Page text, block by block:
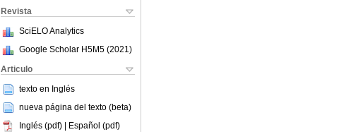
Revista
SciELO Analytics
Google Scholar H5M5 (2021 )
Articulo
texto en Inglés
nueva página del texto (beta)
Inglés (pdf) | Español (pdf)